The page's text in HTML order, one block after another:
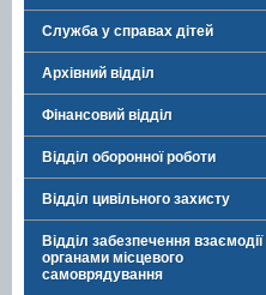
Служба у справах дітей
Архівний відділ
Фінансовий відділ
Відділ оборонної роботи
Відділ цивільного захисту
Відділ забезпечення взаємодії
органами місцевого
самоврядування